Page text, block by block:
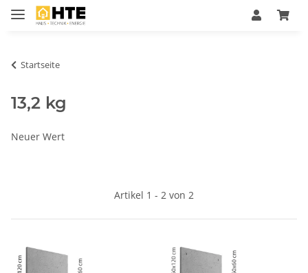
Startseite
13,2 kg
Neuer Wert
Artikel 1 - 2 von 2